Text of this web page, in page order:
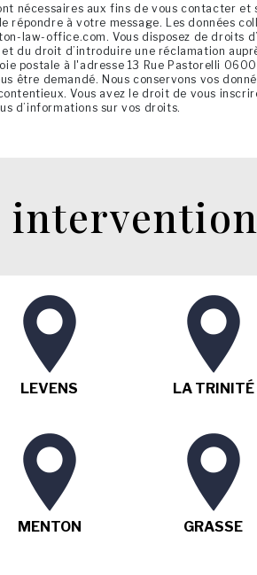
nécessaires aux fins de vous contacter
à votre message. Les données
law-office.com. Vous disposez de droits
du droit d’introduire une réclamation
postale à l'adresse 13 Rue Pastorelli
être demandé. Nous conservons vos
Vous avez le droit de vous
d’informations sur vos droits.
LEVENS LA TRINITÉ
MENTON GRASSE